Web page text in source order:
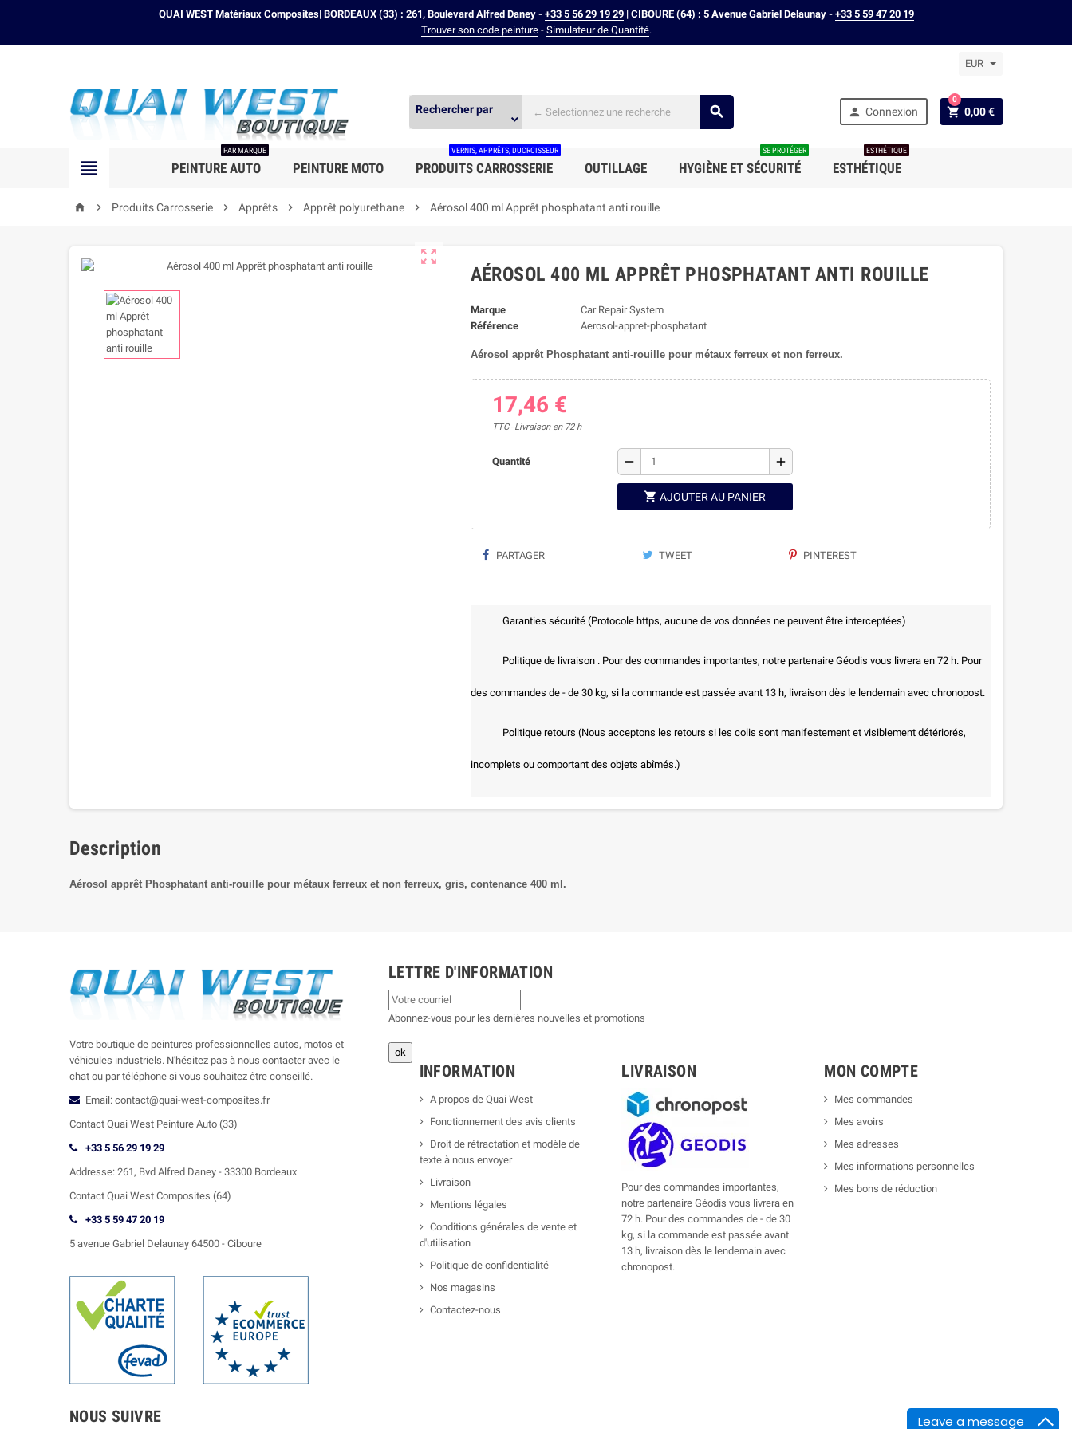
Leave a message
QUAI WEST Matériaux Composites| BORDEAUX (33) : 261, Boulevard Alfred Daney - +33 5 56 29 19 29| CIBOURE (64) : 5 Avenue Gabriel Delaunay - +33 5 59 47 20 19
Trouver son code peinture- Simulateur de Quantité.
EUR
Rechercher par
expand_more
  Connexion  0,00 €
0
 PEINTURE AUTO
PAR MARQUE
PEINTURE MOTO PRODUITS CARROSSERIE
VERNIS, APPRÊTS, DUCRCISSEUR
OUTILLAGE HYGIÈNE ET SÉCURITÉ
SE PROTÉGER
ESTHÉTIQUE
ESTHÉTIQUE
home  Produits Carrosserie  Apprêts  Apprêt polyurethane  Aérosol 400 ml Apprêt phosphatant anti rouille

AÉROSOL 400 ML APPRÊT PHOSPHATANT ANTI ROUILLE
Marque
Car Repair System
Référence
Aerosol-appret-phosphatant
Aérosol apprêt Phosphatant anti-rouille pour métaux ferreux et non ferreux.
17,46 €
TTC Livraison en 72 h
Quantité remove add
 AJOUTER AU PANIER
PARTAGER TWEET PINTEREST
Garanties sécurité (Protocole https, aucune de vos données ne peuvent être interceptées)
Politique de livraison . Pour des commandes importantes, notre partenaire Géodis vous livrera en 72 h. Pour
des commandes de - de 30 kg, si la commande est passée avant 13 h, livraison dès le lendemain avec chronopost.
Politique retours (Nous acceptons les retours si les colis sont manifestement et visiblement détériorés,
incomplets ou comportant des objets abîmés.)
Description
Aérosol apprêt Phosphatant anti-rouille pour métaux ferreux et non ferreux, gris, contenance 400 ml.
Votre boutique de peintures professionnelles autos, motos et
véhicules industriels. N'hésitez pas à nous contacter avec le
chat ou par téléphone si vous souhaitez être conseillé.
Email: contact@quai-west-composites.fr
Contact Quai West Peinture Auto (33)
+33 5 56 29 19 29
Addresse: 261, Bvd Alfred Daney - 33300 Bordeaux
Contact Quai West Composites (64)
+33 5 59 47 20 19
5 avenue Gabriel Delaunay 64500 - Ciboure
NOUS SUIVRE
LETTRE D'INFORMATION
Abonnez-vous pour les dernières nouvelles et promotions
INFORMATION
A propos de Quai West
Fonctionnement des avis clients
Droit de rétractation et modèle de
texte à nous envoyer
Livraison
Mentions légales
Conditions générales de vente et
d'utilisation
Politique de confidentialité
Nos magasins
Contactez-nous
LIVRAISON
Pour des commandes importantes,
notre partenaire Géodis vous livrera en
72 h. Pour des commandes de - de 30
kg, si la commande est passée avant
13 h, livraison dès le lendemain avec
chronopost.
MON COMPTE
Mes commandes
Mes avoirs
Mes adresses
Mes informations personnelles
Mes bons de réduction